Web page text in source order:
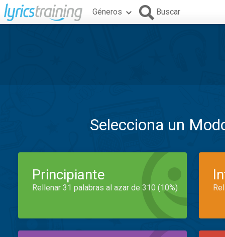
Géneros Buscar
Selecciona un
Principiante
Rellenar 31 palabras al azar de 310 (10%)